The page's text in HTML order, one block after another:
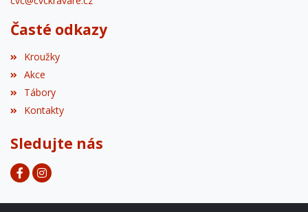
Časté odkazy
Kroužky
Akce
Tábory
Kontakty
Sledujte nás